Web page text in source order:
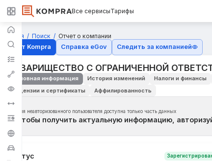
Все сервисыТарифы
Главная Поиск
Отчет о компании
Отчёт Kompra
Справка eGov Следить за компанией
ТОВАРИЩЕСТВО С ОГРАНИЧЕННОЙ
Основная информация История изменений Налоги и финансы
Лицензии и сертификаты
Аффилированность
Для неавторизованного пользователя доступна только часть данных
Чтобы получить актуальную информацию,
Статус